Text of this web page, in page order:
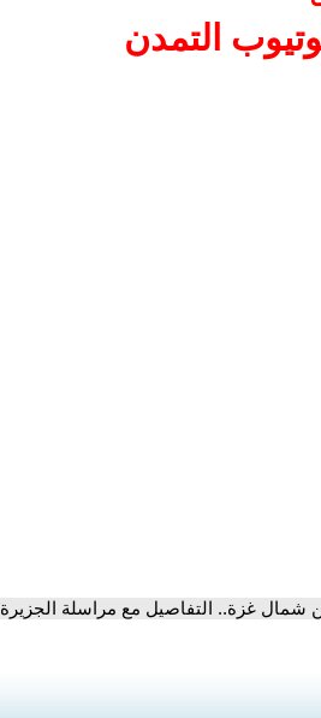
التمدن
شمال غزة.. التفاصيل مع مراسلة الجزيرة